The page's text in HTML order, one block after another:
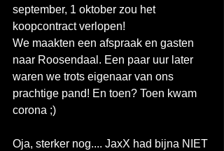
september, 1 oktober zou het
koopcontract verlopen!
We maakten een afspraak en gasten
naar Roosendaal. Een paar uur later
waren we trots eigenaar van ons
prachtige pand! En toen? Toen kwam
corona ;)
Oja, sterker nog.... JaxX had bijna NIET